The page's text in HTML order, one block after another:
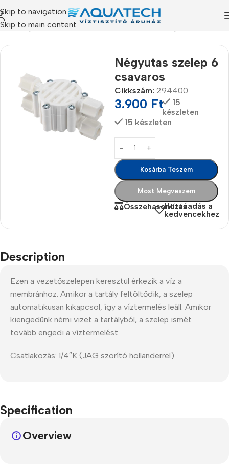
Skip to navigation
Skip to main content
Kezdőlap/Termékeink
Négyutas szelep 6
csavaros
Cikkszám: 294400
3.900 Ft
15
készleten
15 készleten
Kosárba Teszem
Most Megveszem
ÖsszehasonlításHozzáadás a
kedvencekhez
Description
Ezen a vezetőszelepen keresztül érkezik a víz a
membránhoz. Amikor a tartály feltöltődik, a szelep
automatikusan kikapcsol, így a víztermelés leáll. Amikor
kiengedünk némi vizet a tartályból, a szelep ismét
tovább engedi a víztermelést.
Csatlakozás: 1/4″K (JAG szorító hollanderrel)
Specification
Overview